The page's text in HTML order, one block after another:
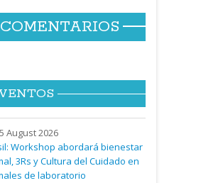
COMENTARIOS
August 2026
Workshop abordará bienestar
3Rs y Cultura del Cuidado en
de laboratorio